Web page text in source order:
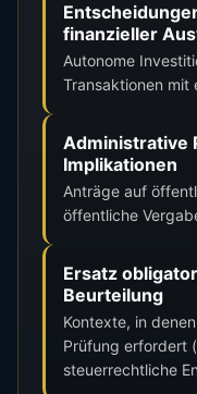
finanzieller
Autonome
Transaktionen mit
Administrative
Implikationen
Anträge auf
öffentliche
Ersatz
Beurteilung
Kontexte, in
Prüfung erfordert
steuerrechtliche